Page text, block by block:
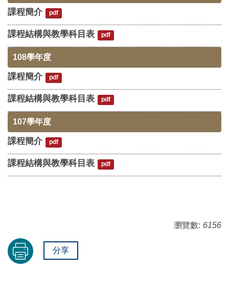
課程簡介 pdf
課程結構與教學科目表 pdf
108學年度
課程簡介 pdf
課程結構與教學科目表 pdf
107學年度
課程簡介 pdf
課程結構與教學科目表 pdf
瀏覽數: 6156
分享